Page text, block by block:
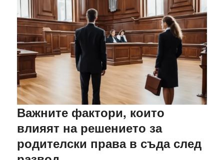
Важните фактори, които
влияят на решението за
родителски права в съда след